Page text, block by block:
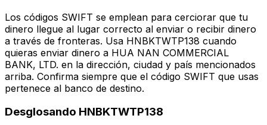
Los códigos SWIFT se emplean para cerciorar que tu
dinero llegue al lugar correcto al enviar o recibir dinero
a través de fronteras. Usa HNBKTWTP138 cuando
quieras enviar dinero a HUA NAN COMMERCIAL
BANK, LTD. en la dirección, ciudad y país mencionados
arriba. Confirma siempre que el código SWIFT que usas
pertenece al banco de destino.
Desglosando HNBKTWTP138